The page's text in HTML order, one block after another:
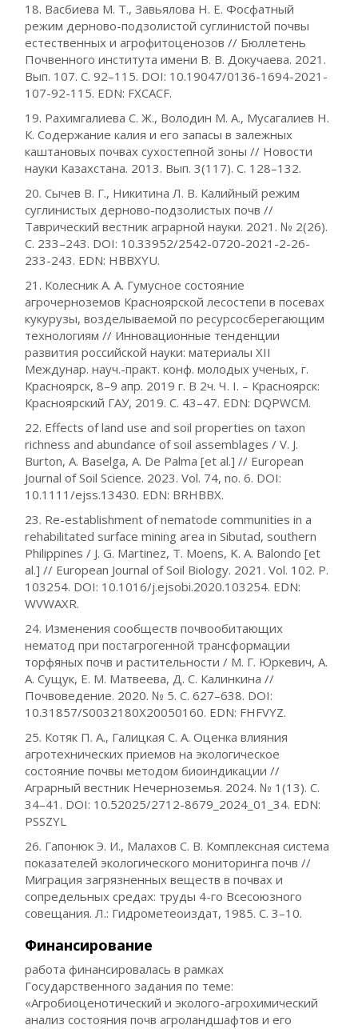
18. Васбиева М. Т., Завьялова Н. Е. Фосфатный
режим дерново-подзолистой суглинистой почвы
естественных и агрофитоценозов // Бюллетень
Почвенного института имени В. В. Докучаева. 2021.
Вып. 107. С. 92–115. DOI: 10.19047/0136-1694-2021-
107-92-115. EDN: FXCACF.
19. Рахимгалиева С. Ж., Володин М. А., Мусагалиев Н.
К. Содержание калия и его запасы в залежных
каштановых почвах сухостепной зоны // Новости
науки Казахстана. 2013. Вып. 3(117). С. 128–132.
20. Сычев В. Г., Никитина Л. В. Калийный режим
суглинистых дерново-подзолистых почв //
Таврический вестник аграрной науки. 2021. № 2(26).
С. 233–243. DOI: 10.33952/2542-0720-2021-2-26-
233-243. EDN: HBBXYU.
21. Колесник А. А. Гумусное состояние
агрочерноземов Красноярской лесостепи в посевах
кукурузы, возделываемой по ресурсосберегающим
технологиям // Инновационные тенденции
развития российской науки: материалы XII
Междунар. науч.-практ. конф. молодых ученых, г.
Красноярск, 8–9 апр. 2019 г. В 2ч. Ч. I. – Красноярск:
Красноярский ГАУ, 2019. С. 43–47. EDN: DQPWCM.
22. Effects of land use and soil properties on taxon
richness and abundance of soil assemblages / V. J.
Burton, A. Baselga, A. De Palma [et al.] // European
Journal of Soil Science. 2023. Vol. 74, no. 6. DOI:
10.1111/ejss.13430. EDN: BRHBBX.
23. Re-establishment of nematode communities in a
rehabilitated surface mining area in Sibutad, southern
Philippines / J. G. Martinez, T. Moens, K. A. Balondo [et
al.] // European Journal of Soil Biology. 2021. Vol. 102. P.
103254. DOI: 10.1016/j.ejsobi.2020.103254. EDN:
WVWAXR.
24. Изменения сообществ почвообитающих
нематод при постагрогенной трансформации
торфяных почв и растительности / М. Г. Юркевич, А.
А. Сущук, Е. М. Матвеева, Д. С. Калинкина //
Почвоведение. 2020. № 5. С. 627–638. DOI:
10.31857/S0032180X20050160. EDN: FHFVYZ.
25. Котяк П. А., Галицкая С. А. Оценка влияния
агротехнических приемов на экологическое
состояние почвы методом биоиндикации //
Аграрный вестник Нечерноземья. 2024. № 1(13). С.
34–41. DOI: 10.52025/2712-8679_2024_01_34. EDN:
PSSZYL
26. Гапонюк Э. И., Малахов С. В. Комплексная система
показателей экологического мониторинга почв //
Миграция загрязненных веществ в почвах и
сопредельных средах: труды 4-го Всесоюзного
совещания. Л.: Гидрометеоиздат, 1985. С. 3–10.
Финансирование
работа финансировалась в рамках
Государственного задания по теме:
«Агробиоценотический и эколого-агрохимический
анализ состояния почв агроландшафтов и его